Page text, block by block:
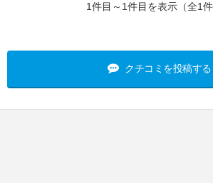
1件目～1件目を表示（全1件
クチコミを投稿する